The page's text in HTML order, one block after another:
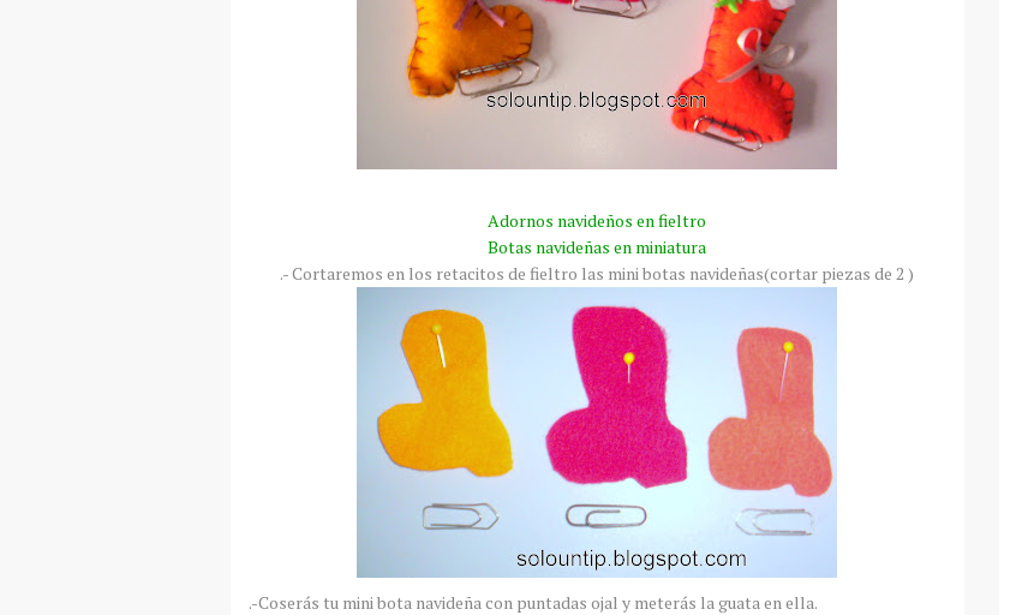
Adornos navideños en fieltro
Botas navideñas en miniatura
.- Cortaremos en los retacitos de fieltro las minibotas navideñas(cortar piezas de 2 )
.-Coserás tu minibota navideña con puntadas ojal y meterás la guata en ella.